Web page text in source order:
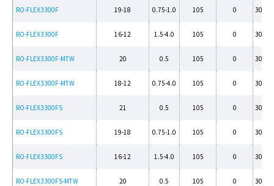
RO-FLEX3300F 19-18 0.75-1.0 105 0 300/
RO-FLEX3300F 16-12 1.5-4.0 105 0 300/
RO-FLEX3300F-MTW 20 0.5 105 0 300/
RO-FLEX3300F-MTW 18-12 0.75-4.0 105 0 300/
RO-FLEX3300FS 21 0.5 105 0 300/
RO-FLEX3300FS 19-18 0.75-1.0 105 0 300/
RO-FLEX3300FS 16-12 1.5-4.0 105 0 300/
RO-FLEX3300FS-MTW 20 0.5 105 0 300/